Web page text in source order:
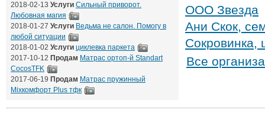
ООО Звезда
Ани Скок,
Сокровинка,
Все
2018-02-13 Услуги Сильный приворот.
Любовная магия
2018-01-27 Услуги Ведьма не салон. Помогу в
любой ситуации
2018-01-02 Услуги циклевка паркета
2017-10-12 Продам Матрас ортоп-й Standart
CocosTFK
2017-06-19 Продам Матрас пружинный
Mixкомфорт Plus тфк